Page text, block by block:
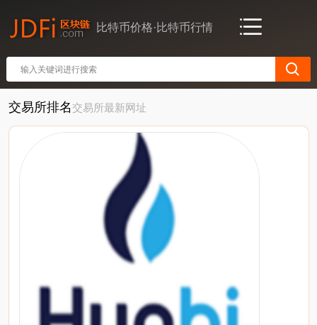
比特币价格·比特币行情
交易所排名交易所最新网址